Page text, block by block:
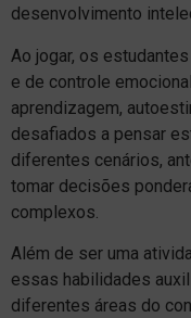
desenvolvimento
Ao jogar, os
e de controle
aprendizagem,
desafiados a pensar
diferentes cenários,
tomar decisões
complexos.
Além de ser uma
essas habilidades
diferentes áreas do